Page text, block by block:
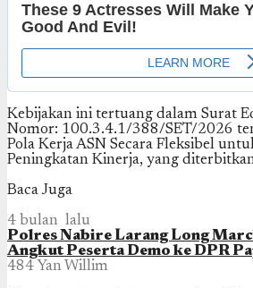
Kebijakan ini tertuang dalam Surat
Nomor: 100.3.4.1/388/SET/2026
Pola Kerja ASN Secara Fleksibel
Peningkatan Kinerja, yang
Baca Juga
4 bulan lalu
Polres Nabire Larang Long
Angkut Peserta Demo ke DPR
484 Yan Willim